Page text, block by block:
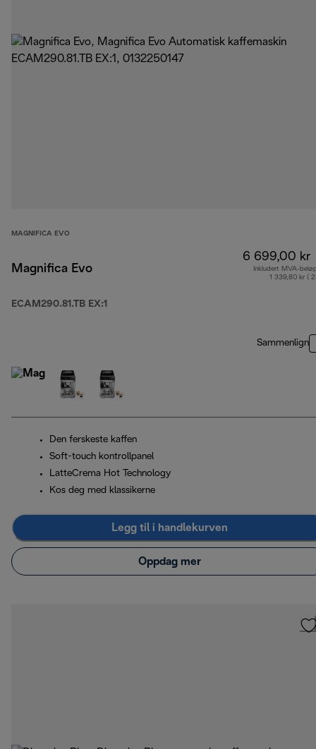
MAGNIFICA EVO
Magnifica Evo
ECAM290.81.TB EX:1
6 699,00 kr
Inkludert MVA-
1 339,80 kr (
Sammenlign
Den ferskeste kaffen
Soft-touch kontrollpanel
LatteCrema Hot Technology
Kos deg med klassikerne
Legg til i handlekurven
Oppdag mer